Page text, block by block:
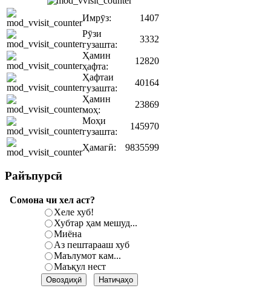
Имрӯз:
1407
Рӯзи
гузашта:
3332
Ҳамин
ҳафта:
12820
Ҳафтаи
гузашта:
40164
Ҳамин
моҳ:
23869
Моҳи
гузашта:
145970
Ҳамагӣ: 9835599
Райъпурсӣ
Сомона чи хел аст?
Хеле хуб!
Хубтар ҳам мешуд...
Миёна
Аз пештарааш хуб
Маълумот кам...
Маъқул нест